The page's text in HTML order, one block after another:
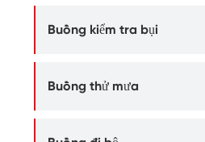
Buồng kiểm tra bụi
Buồng thử mưa